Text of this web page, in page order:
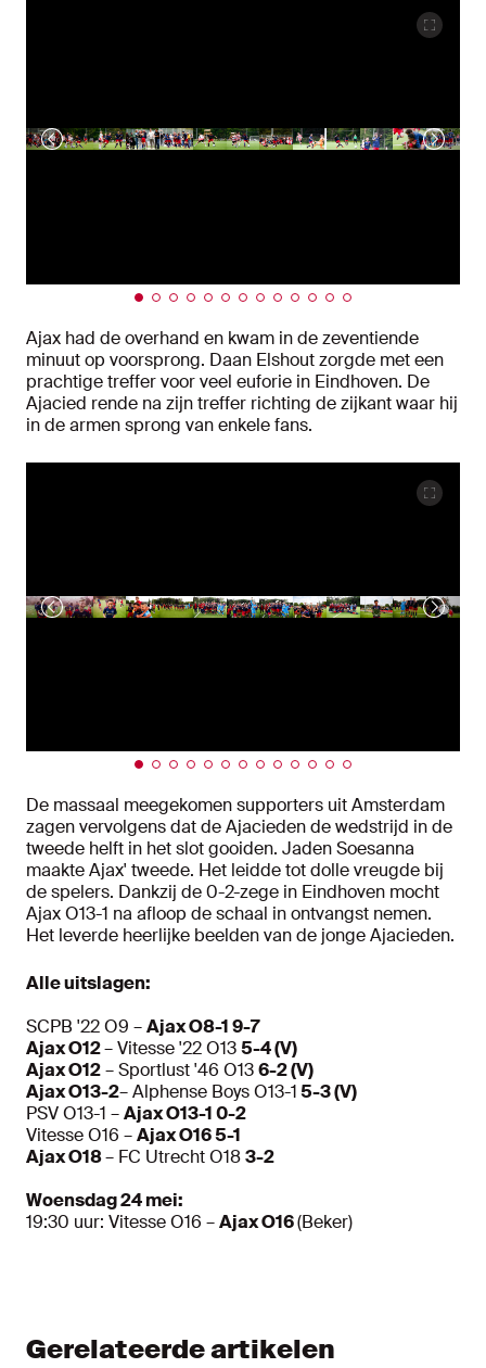
Ajax had de overhand en kwam in de zeventiende
minuut op voorsprong. Daan Elshout zorgde met een
prachtige treffer voor veel euforie in Eindhoven. De
Ajacied rende na zijn treffer richting de zijkant waar hij
in de armen sprong van enkele fans.
De massaal meegekomen supporters uit Amsterdam
zagen vervolgens dat de Ajacieden de wedstrijd in de
tweede helft in het slot gooiden. Jaden Soesanna
maakte Ajax' tweede. Het leidde tot dolle vreugde bij
de spelers. Dankzij de 0-2-zege in Eindhoven mocht
Ajax O13-1 na afloop de schaal in ontvangst nemen.
Het leverde heerlijke beelden van de jonge Ajacieden.
Alle uitslagen:
SCPB '22 O9 –Ajax O8-1 9-7
Ajax O12– Vitesse '22 O135-4 (V)
Ajax O12– Sportlust '46 O136-2 (V)
Ajax O13-2– Alphense Boys O13-15-3 (V)
PSV O13-1 –Ajax O13-1 0-2
Vitesse O16 –Ajax O16 5-1
Ajax O18– FC Utrecht O183-2
Woensdag 24 mei:
19:30 uur: Vitesse O16 –Ajax O16(Beker)
Gerelateerde artikelen